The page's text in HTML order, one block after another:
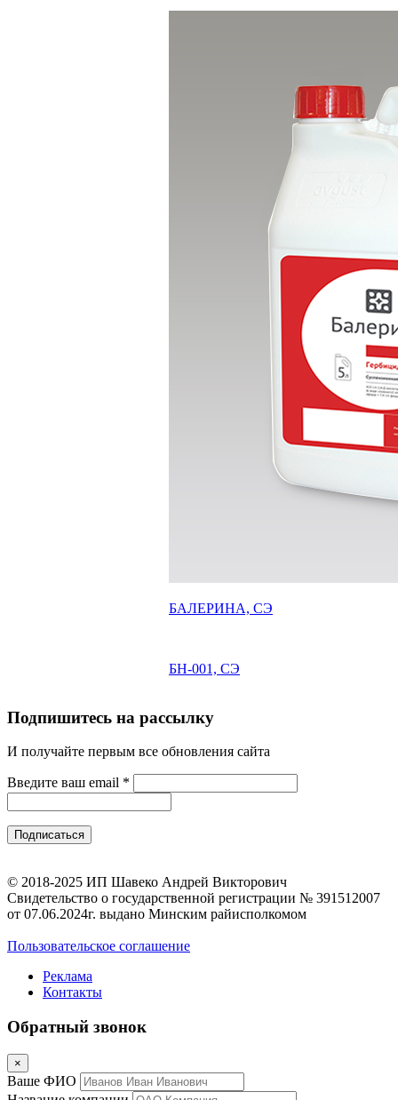
БАЛЕРИНА, СЭ
БН-001, СЭ
Подпишитесь на рассылку
И получайте первым все обновления сайта
Введите ваш email *
© 2018-2025 ИП Шавеко Андрей Викторович
Свидетельство о государственной регистрации № 391512007
от 07.06.2024г. выдано Минским райисполкомом
Пользовательское соглашение
Реклама
Контакты
Обратный звонок
×
Ваше ФИО